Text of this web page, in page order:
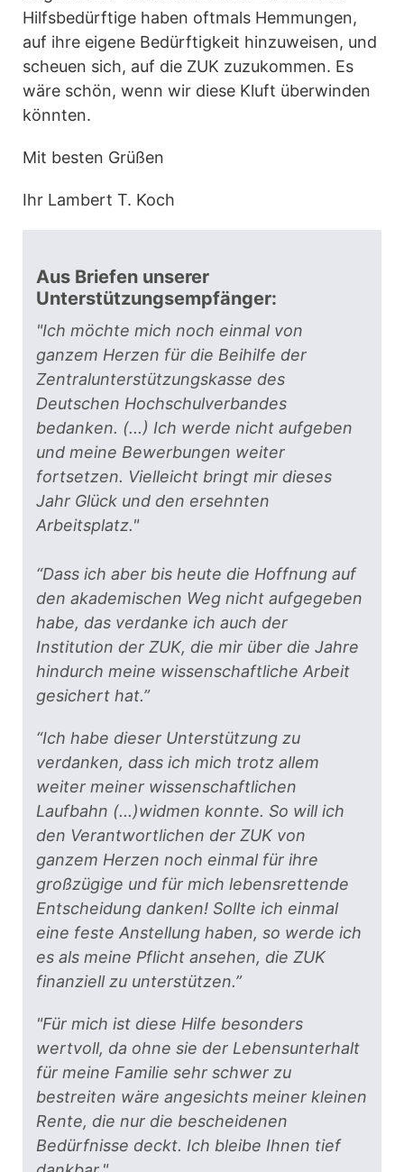
Hilfsbedürftige haben oftmals Hemmungen,
auf ihre eigene Bedürftigkeit hinzuweisen, und
scheuen sich, auf die ZUK zuzukommen. Es
wäre schön, wenn wir diese Kluft überwinden
könnten.
Mit besten Grüßen
Ihr Lambert T. Koch
Aus Briefen unserer
Unterstützungsempfänger:
"Ich möchte mich noch einmal von
ganzem Herzen für die Beihilfe der
Zentralunterstützungskasse des
Deutschen Hochschulverbandes
bedanken. (...) Ich werde nicht aufgeben
und meine Bewerbungen weiter
fortsetzen. Vielleicht bringt mir dieses
Jahr Glück und den ersehnten
Arbeitsplatz."
“Dass ich aber bis heute die Hoffnung auf
den akademischen Weg nicht aufgegeben
habe, das verdanke ich auch der
Institution der ZUK, die mir über die Jahre
hindurch meine wissenschaftliche Arbeit
gesichert hat.”
“Ich habe dieser Unterstützung zu
verdanken, dass ich mich trotz allem
weiter meiner wissenschaftlichen
Laufbahn (...)widmen konnte. So will ich
den Verantwortlichen der ZUK von
ganzem Herzen noch einmal für ihre
großzügige und für mich lebensrettende
Entscheidung danken! Sollte ich einmal
eine feste Anstellung haben, so werde ich
es als meine Pflicht ansehen, die ZUK
finanziell zu unterstützen.”
"Für mich ist diese Hilfe besonders
wertvoll, da ohne sie der Lebensunterhalt
für meine Familie sehr schwer zu
bestreiten wäre angesichts meiner kleinen
Rente, die nur die bescheidenen
Bedürfnisse deckt. Ich bleibe Ihnen tief